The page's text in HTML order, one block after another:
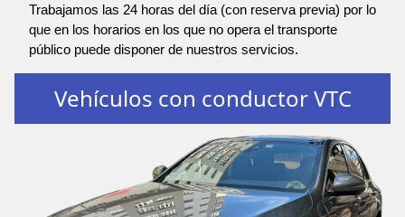
Trabajamos las 24 horas del día (con reserva previa) por lo
que en los horarios en los que no opera el transporte
público puede disponer de nuestros servicios.
Vehículos con conductor VTC